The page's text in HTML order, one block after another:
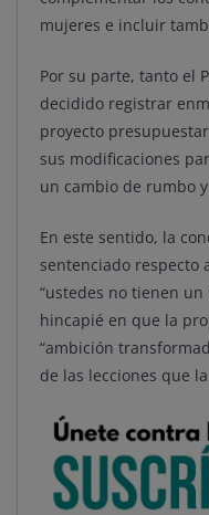
mujeres e incluir
Por su parte, tanto el
decidido registrar
proyecto
sus modificaciones
un cambio de rumbo
En este sentido, la
sentenciado respecto
“ustedes no tienen
hincapié en que la
“ambición
de las lecciones que